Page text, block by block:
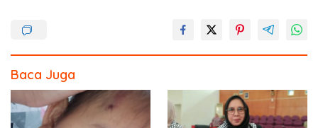
o
o
k
Baca Juga